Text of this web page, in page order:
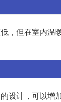
，但在室内温
设计，可以增